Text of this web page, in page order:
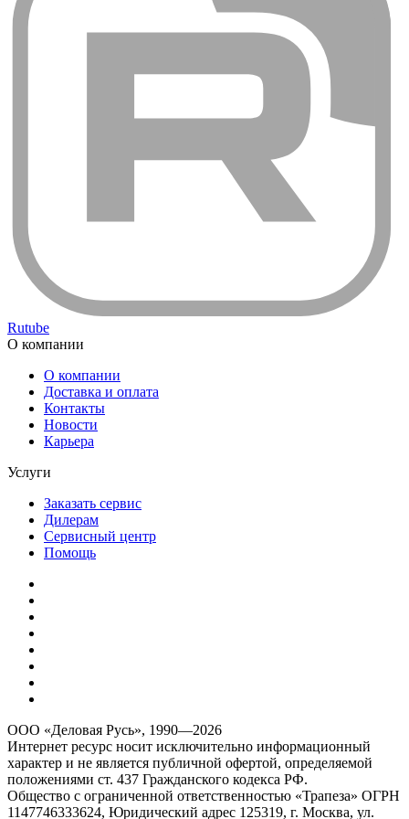
Rutube
О компании
О компании
Доставка и оплата
Контакты
Новости
Карьера
Услуги
Заказать сервис
Дилерам
Сервисный центр
Помощь
ООО «Деловая Русь», 1990—2026
Интернет ресурс носит исключительно информационный
характер и не является публичной офертой, определяемой
положениями ст. 437 Гражданского кодекса РФ.
Общество с ограниченной ответственностью «Трапеза» ОГРН
1147746333624, Юридический адрес 125319, г. Москва, ул.